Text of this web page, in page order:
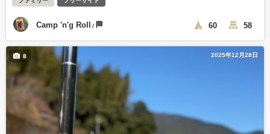
Camp 'n'g Roll♪🏁 60 58
2025年12月28日
8